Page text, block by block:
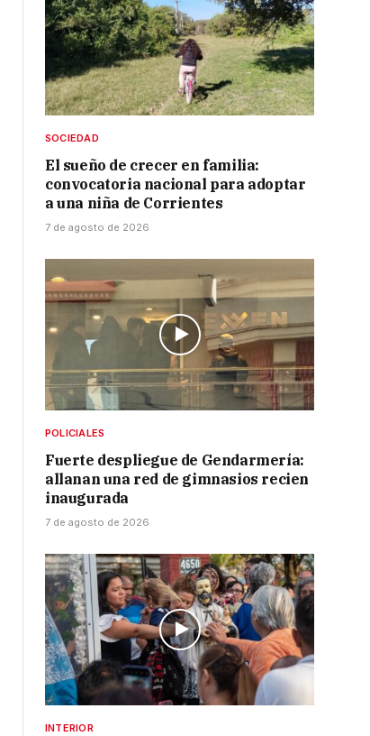
SOCIEDAD
El sueño de crecer en familia:
convocatoria nacional para adoptar
a una niña de Corrientes
7 de agosto de 2026
POLICIALES
Fuerte despliegue de Gendarmería:
allanan una red de gimnasios recien
inaugurada
7 de agosto de 2026
INTERIOR